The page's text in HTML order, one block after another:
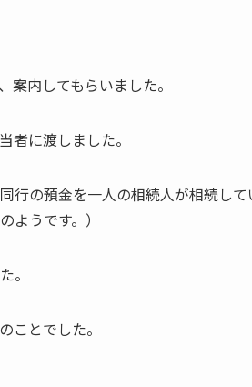
内してもらいました。
者に渡しました。
行の預金を一人の相続人が相続し
うです。）
。
ことでした。